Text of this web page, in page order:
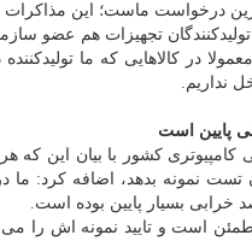
درخواست ماست؛ این مذاكرات
تجهیزات هم عضو
در كالاهایی كه ما
نداریم.
پایین است
كشور با بیان این كه هر
خرابی بسیار پایین بوده است.
است و تایید نمونه اش را می